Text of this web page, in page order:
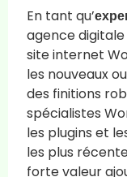
En tant qu’
agence
site internet
les nouveaux
des finitions
spécialistes
les plugins et
les plus
forte valeur